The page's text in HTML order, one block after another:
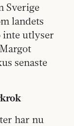
Sverige
landets
inte utlyser
senaste
har nu